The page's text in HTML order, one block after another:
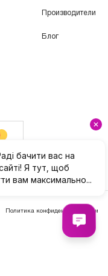
Производители
Блог
Политика конфиденциальности